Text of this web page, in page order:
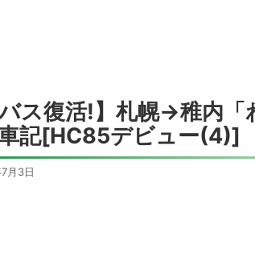
バス復活!】札幌→稚内
記[HC85デビュー(4)]
月3日